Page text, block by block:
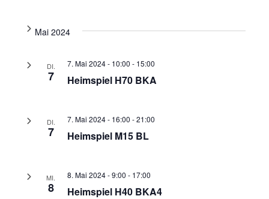
Mai 2024
DI.
7 Heimspiel H70 BKA
7. Mai 2024 - 10:00 - 15:00
DI.
7 Heimspiel M15 BL
7. Mai 2024 - 16:00 -21:00
MI.
8 Heimspiel H40 BKA4
8. Mai 2024 - 9:00 - 17:00